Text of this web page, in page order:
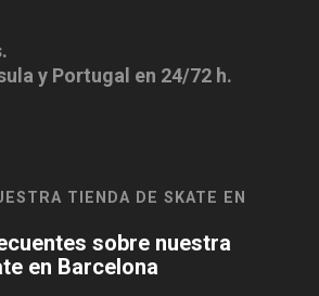
y Portugal en 24/72 h.
TIENDA DE SKATE EN
sobre nuestra
en Barcelona